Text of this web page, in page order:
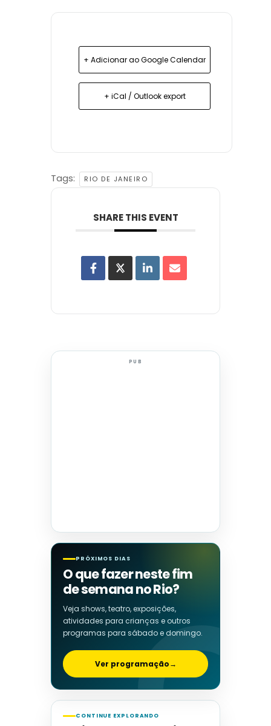
+ Adicionar ao Google Calendar
+ iCal / Outlook export
Tags: RIO DE JANEIRO
SHARE THIS EVENT
PUB
PRÓXIMOS DIAS
O que fazer neste fim
de semana no Rio?
Veja shows, teatro, exposições,
atividades para crianças e outros
programas para sábado e domingo.
Ver programação→
CONTINUE EXPLORANDO